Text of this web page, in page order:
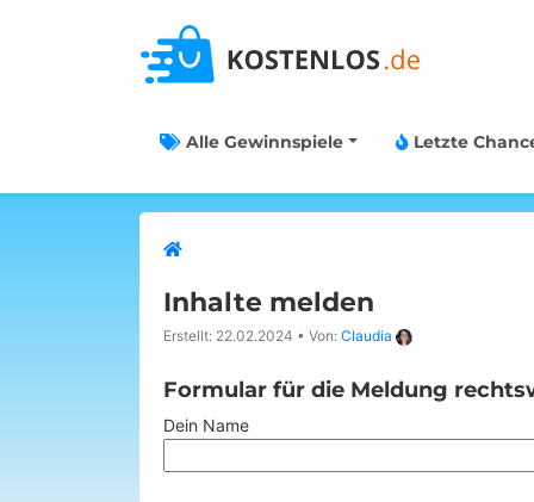
Alle Gewinnspiele Letzte
Inhalte melden
Erstellt: 22.02.2024 • Von: Claudia
Formular für die Meldung
Dein Name